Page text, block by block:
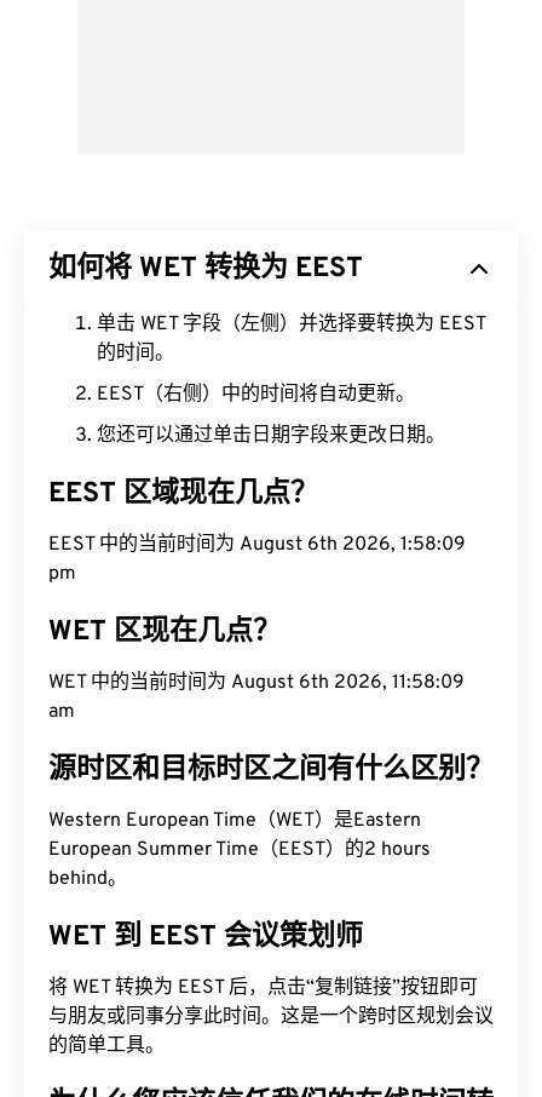
如何将 WET 转换为 EEST
单击 WET 字段（左侧）并选择要转换为 EEST
的时间。
EEST（右侧）中的时间将自动更新。
您还可以通过单击日期字段来更改日期。
EEST 区域现在几点？
EEST 中的当前时间为 August 6th 2026, 1:58:10 pm
源时区和目标时区之间有什么区别？
Western European Time（WET）是Eastern
behind。
WET 到 EEST 会议策划师
将 WET 转换为 EEST 后，点击“复制链接”按钮即可
的简单工具。
为什么您应该信任我们的在线时间转
换器？